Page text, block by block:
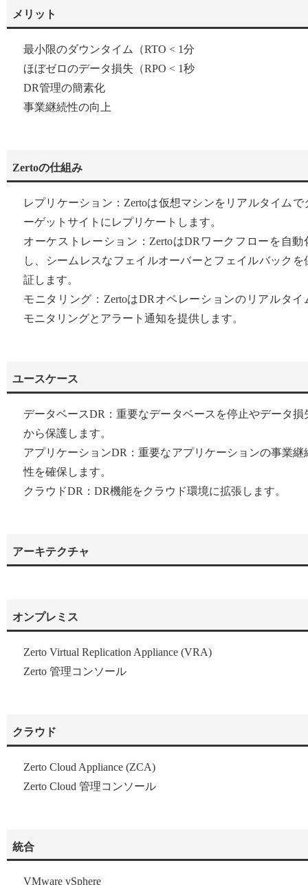
メリット
最小限のダウンタイム（RTO < 1分
ほぼゼロのデータ損失（RPO < 1秒
DR管理の簡素化
事業継続性の向上
Zertoの仕組み
レプリケーション：Zertoは仮想マシンをリアルタイムで
ーゲットサイトにレプリケートします。
オーケストレーション：ZertoはDRワークフローを自動
し、シームレスなフェイルオーバーとフェイルバックを
証します。
モニタリング：ZertoはDRオペレーションのリアルタイ
モニタリングとアラート通知を提供します。
ユースケース
データベースDR：重要なデータベースを停止やデータ損
から保護します。
アプリケーションDR：重要なアプリケーションの事業継
性を確保します。
クラウドDR：DR機能をクラウド環境に拡張します。
アーキテクチャ
オンプレミス
Zerto Virtual Replication Appliance (VRA)
Zerto 管理コンソール
クラウド
Zerto Cloud Appliance (ZCA)
Zerto Cloud 管理コンソール
統合
VMware vSphere